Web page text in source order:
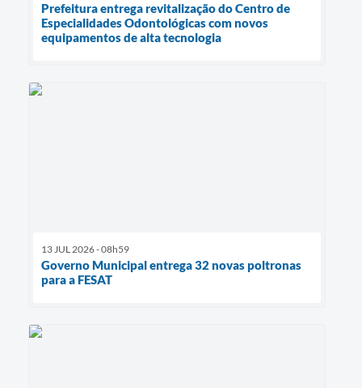
Prefeitura entrega revitalização do Centro de
Especialidades Odontológicas com novos
equipamentos de alta tecnologia
13 JUL 2026 - 08h59
Governo Municipal entrega 32 novas poltronas
para a FESAT